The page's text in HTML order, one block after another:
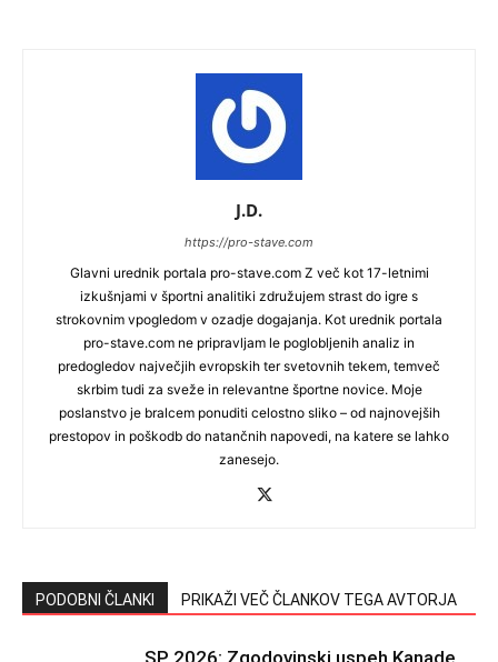
J.D.
https://pro-stave.com
Glavni urednik portala pro-stave.com Z več kot 17-letnimi
izkušnjami v športni analitiki združujem strast do igre s
strokovnim vpogledom v ozadje dogajanja. Kot urednik portala
pro-stave.com ne pripravljam le poglobljenih analiz in
predogledov največjih evropskih ter svetovnih tekem, temveč
skrbim tudi za sveže in relevantne športne novice. Moje
poslanstvo je bralcem ponuditi celostno sliko – od najnovejših
prestopov in poškodb do natančnih napovedi, na katere se lahko
zanesejo.
PODOBNI ČLANKI PRIKAŽI VEČ ČLANKOV TEGA AVTORJA
SP 2026: Zgodovinski uspeh Kanade,